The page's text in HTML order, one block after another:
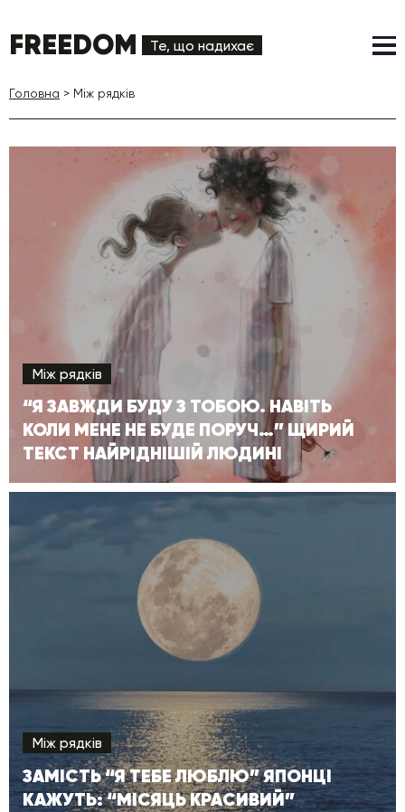
FREEDOM Те, що надихає
Головна > Між рядків
Між рядків
“Я ЗАВЖДИ БУДУ З ТОБОЮ. НАВІТЬ
КОЛИ МЕНЕ НЕ БУДЕ ПОРУЧ…” ЩИРИЙ
ТЕКСТ НАЙРІДНІШІЙ ЛЮДИНІ
Між рядків
ЗАМІСТЬ “Я ТЕБЕ ЛЮБЛЮ” ЯПОНЦІ
КАЖУТЬ: “МІСЯЦЬ КРАСИВИЙ”